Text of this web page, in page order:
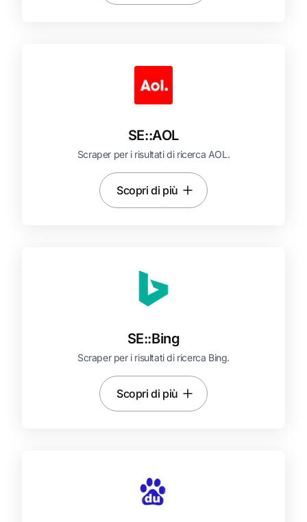
SE::AOL
Scraper per i risultati di ricerca AOL.
Scopri di più
SE::Bing
Scraper per i risultati di ricerca Bing.
Scopri di più